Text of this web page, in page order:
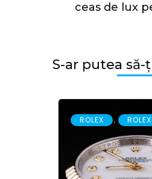
ceas de lux
S-ar putea să-
ROLEX ,